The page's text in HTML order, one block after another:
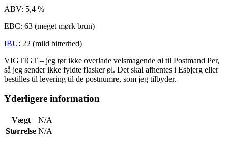
ABV: 5,4 %
EBC: 63 (meget mørk brun)
IBU: 22 (mild bitterhed)
VIGTIGT – jeg tør ikke overlade velsmagende øl til Postmand Per,
så jeg sender ikke fyldte flasker øl. Det skal afhentes i Esbjerg eller
bestilles til levering til de postnumre, som jeg tilbyder.
Yderligere information
Vægt
N/A
Størrelse N/A